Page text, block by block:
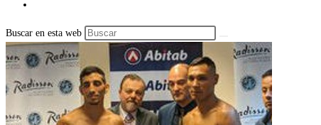
Buscar en esta web